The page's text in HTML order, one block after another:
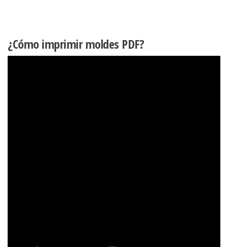
¿Cómo imprimir moldes PDF?